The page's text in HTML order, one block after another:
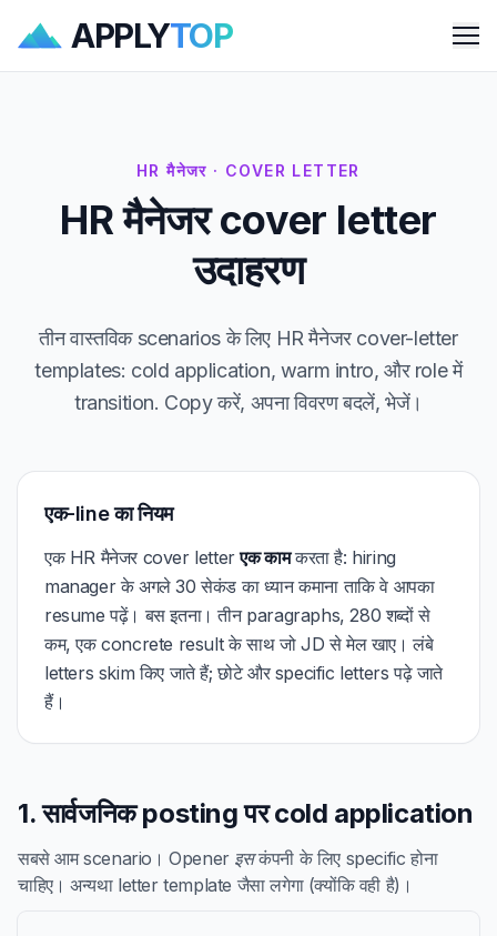
APPLYTOP
HR मैनेजर · COVER LETTER
HR मैनेजर cover letter
उदाहरण
तीन वास्तविक scenarios के लिए HR मैनेजर cover-letter
templates: cold application, warm intro, और role में
transition. Copy करें, अपना विवरण बदलें, भेजें।
एक-line का नियम
एक HR मैनेजर cover letterएक कामकरता है: hiring
manager के अगले 30 सेकंड का ध्यान कमाना ताकि वे आपका
resume पढ़ें। बस इतना। तीन paragraphs, 280 शब्दों से
कम, एक concrete result के साथ जो JD से मेल खाए। लंबे
letters skim किए जाते हैं; छोटे और specific letters पढ़े जाते
हैं।
1. सार्वजनिक posting पर cold application
सबसे आम scenario। Opener इसकंपनी के लिए specific होना
चाहिए। अन्यथा letter template जैसा लगेगा (क्योंकि वही है)।